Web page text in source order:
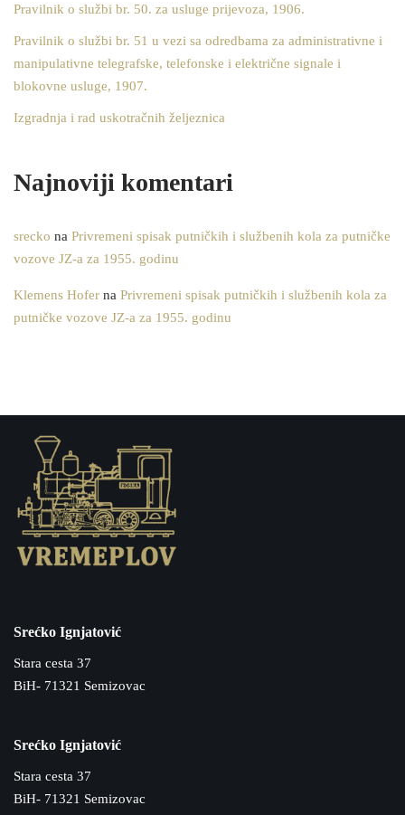
Pravilnik o službi br. 50. za usluge prijevoza, 1906.
Pravilnik o službi br. 51 u vezi sa odredbama za administrativne i
manipulativne telegrafske, telefonske i električne signale i
blokovne usluge, 1907.
Izgradnja i rad uskotračnih željeznica
Najnoviji komentari
srecko na Privremeni spisak putničkih i službenih kola za putničke
vozove JZ-a za 1955. godinu
Klemens Hofer na Privremeni spisak putničkih i službenih kola za
putničke vozove JZ-a za 1955. godinu
Srećko Ignjatović
Stara cesta 37
BiH- 71321 Semizovac
Srećko Ignjatović
Stara cesta 37
BiH- 71321 Semizovac